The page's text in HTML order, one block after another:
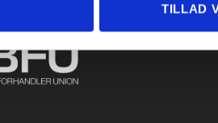
TILLAD